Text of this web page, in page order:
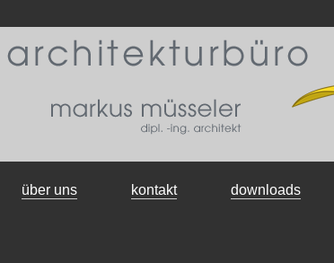
über uns kontakt downloads